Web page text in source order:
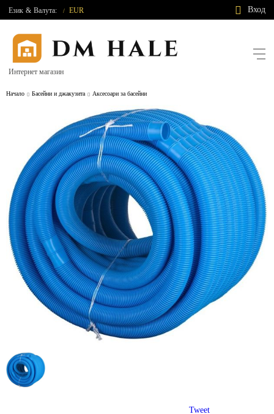
Език & Валута: / EUR Вход
Интернет магазин
Начало Басейни и джакузита Аксесоари за басейни
Tweet